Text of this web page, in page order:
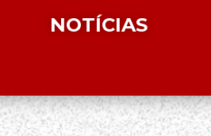
NOTÍCIAS